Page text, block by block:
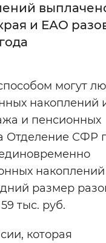
С засечками
буквами
Выключены
и ЕАО
могут
накоплений
и пенсионных
Отделение СФР
накоплений
размер
тыс. руб.
которая